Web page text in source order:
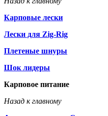
Карповые лески
Лески для Zig-Rig
Плетеные шнуры
Шок лидеры
Карповое питание
Назад к главному